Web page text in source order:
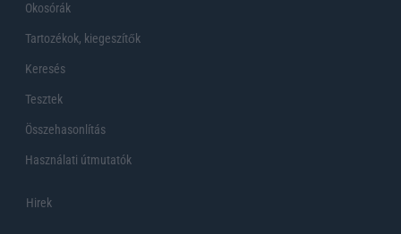
Okosórák
Tartozékok, kiegeszítők
Keresés
Tesztek
Összehasonlítás
Használati útmutatók
Hirek